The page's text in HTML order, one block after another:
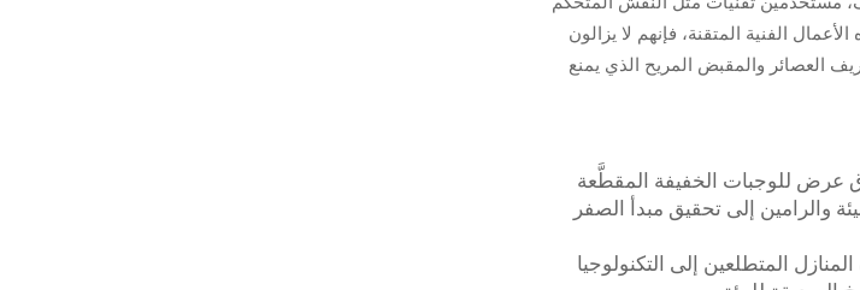
الفنية المتقنة، فإنهم لا يزالون
العصائر والمقبض المريح الذي يمنع
عرض للوجبات الخفيفة المقطَّعة
والرامين إلى تحقيق مبدأ الصفر
المتطلعين إلى التكنولوجيا